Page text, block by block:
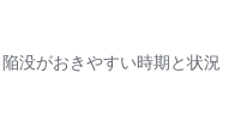
がおきやすい時期と状況